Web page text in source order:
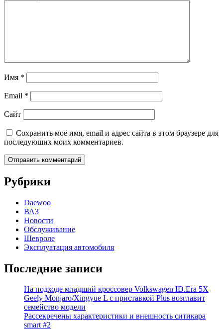
Имя *
Email *
Сайт
Сохранить моё имя, email и адрес сайта в этом браузере для
последующих моих комментариев.
Рубрики
Daewoo
ВАЗ
Новости
Обслуживание
Шевроле
Эксплуатация автомобиля
Последние записи
На подходе младший кроссовер Volkswagen ID.Era 5X
Geely Monjaro/Xingyue L с приставкой Plus возглавит
семейство модели
Рассекречены характеристики и внешность ситикара
smart #2